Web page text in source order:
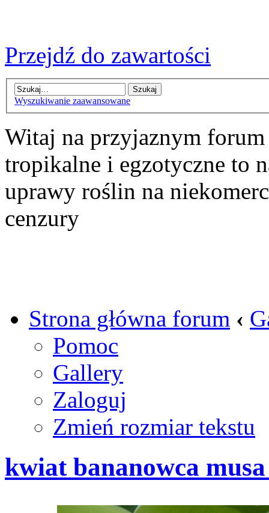
Przejdź do zawartości
Wyszukiwanie zaawansowane
Witaj na przyjaznym
tropikalne i egzotyczne to
uprawy roślin na
cenzury
Strona główna forum ‹
Pomoc
Gallery
Zaloguj
Zmień rozmiar tekstu
kwiat bananowca